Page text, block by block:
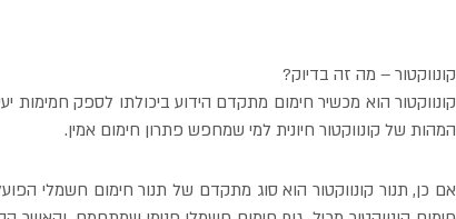
קונווקטור – מה זה בדיוק?
קונווקטור הוא מכשיר חימום מתקדם הידוע ביכולתו לספק חמימות
המהות של קונווקטור חיונית למי שמחפש פתרון חימום אמין.
אם כן, תנור קונווקטור הוא סוג מתקדם של תנור חימום חשמלי